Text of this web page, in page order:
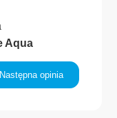
Aqua
Następna opinia